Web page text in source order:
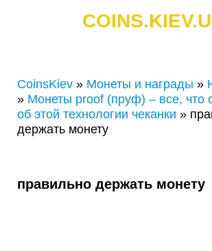
CoinsKiev » Монеты и награды »
» Монеты proof (пруф) – все, что
об этой технологии чеканки »
держать монету
правильно держать монету